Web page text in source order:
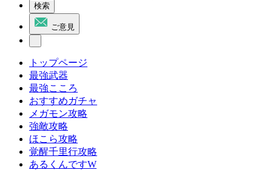
検索
ご意見
トップページ
最強武器
最強こころ
おすすめガチャ
メガモン攻略
強敵攻略
ほこら攻略
覚醒千里行攻略
あるくんですW